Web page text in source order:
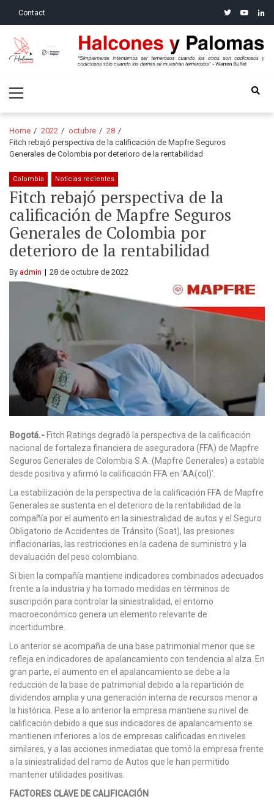
Contact twitteryoutube
Halcones y Palomas
Menu
Home 2022 octubre
28
Fitch rebajó perspectiva de la calificación de Mapfre Seguros
Generales de Colombia por deterioro de la rentabilidad
Colombia Noticias recientes
Fitch rebajó perspectiva de la
calificación de Mapfre Seguros
Generales de Colombia por
deterioro de la rentabilidad
By admin 28 de octubre de 2022
Bogotá.- Fitch Ratings degradó la perspectiva de la calificación
nacional de fortaleza financiera de aseguradora (FFA) de Mapfre
Seguros Generales de Colombia S.A. (Mapfre Generales) a estable
desde positiva y afirmó la calificación FFA en ‘AA(col)’.
La estabilización de la perspectiva de la calificación FFA de Mapfre
Generales se sustenta en el deterioro de la rentabilidad de la
compañía por el aumento en la siniestralidad de autos y el Seguro
Obligatorio de Accidentes de Tránsito (Soat), las presiones
inflacionarias, las restricciones en la cadena de suministro y la
devaluación del peso colombiano.
Si bien la compañía mantiene indicadores combinados adecuados
frente a la industria y ha tomado medidas en términos de
suscripción para controlar la siniestralidad, el entorno
macroeconómico genera un elemento relevante de
incertidumbre.
Lo anterior se acompaña de una base patrimonial menor que se
refleja en indicadores de apalancamiento con tendencia al alza. En
gran parte, el aumento en el apalancamiento se debe a la
reducción de la base de patrimonial debido a la repartición de
dividendos amplia y una generación interna de recursos menor a
la histórica. Pese a lo anterior la empresa mantiene su nivel de
calificación debido a que sus indicadores de apalancamiento se
mantienen inferiores a los de empresas calificadas en niveles
similares, y a las acciones inmediatas que tomó la empresa frente
a la siniestralidad del ramo de Autos que le han permitido
mantener utilidades positivas.
FACTORES CLAVE DE CALIFICACIÓN